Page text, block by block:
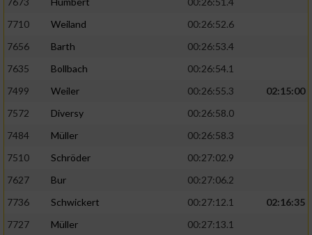
7710
Weiland
00:26:52.6
7656
Barth
00:26:53.4
7635
Bollbach
00:26:54.1
7499
Weiler 00:26:55.3
02:15:00
7572
Diversy
00:26:58.0
7484
Müller
00:26:58.3
7510
Schröder
00:27:02.9
7627
Bur
00:27:06.2
7736
Schwickert 00:27:12.1
02:16:35
7727
Müller
00:27:13.1